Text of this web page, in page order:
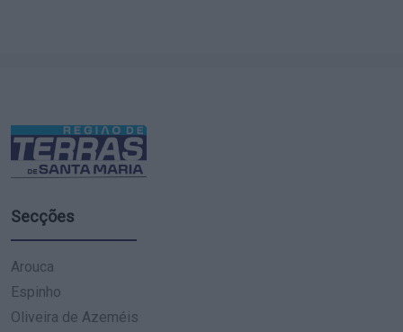
Secções
Arouca
Espinho
Oliveira de Azeméis